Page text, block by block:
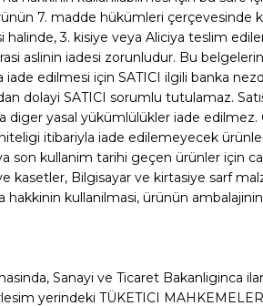
7. madde hükümleri çerçevesinde
halinde, 3. kisiye veya Aliciya teslim
aslinin iadesi zorunludur. Bu
iade edilmesi için SATICI ilgili banka
dolayi SATICI sorumlu tutulamaz.
diger yasal yükümlülükler iade
itibariyla iade edilemeyecek
son kullanim tarihi geçen ürünler için
kasetler, Bilgisayar ve kirtasiye sarf
kullanilmasi, ürünün
Sanayi ve Ticaret Bakanliginca
yerindeki TÜKETICI